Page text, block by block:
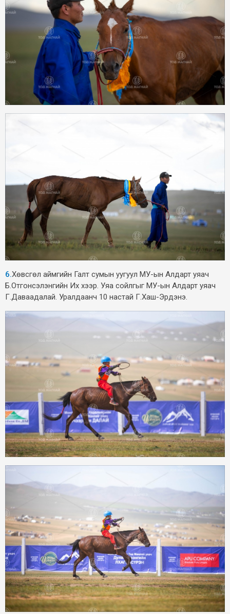
6.Хөвсгөл аймгийн Галт сумын уугуул МУ-ын Алдарт уяач
Б.Отгонсэлэнгийн Их хээр. Уяа сойлгыг МУ-ын Алдарт уяач
Г.Даваадалай. Уралдаанч 10 настай Г.Хаш-Эрдэнэ.